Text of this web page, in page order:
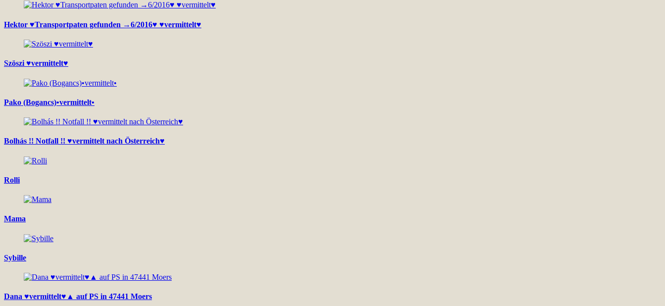
Hektor ♥Transportpaten gefunden →6/2016♥ ♥vermittelt♥
Szöszi ♥vermittelt♥
Pako (Bogancs)•vermittelt•
Bolhás !! Notfall !! ♥vermittelt nach Österreich♥
Rolli
Mama
Sybille
Dana ♥vermittelt♥▲ auf PS in 47441 Moers